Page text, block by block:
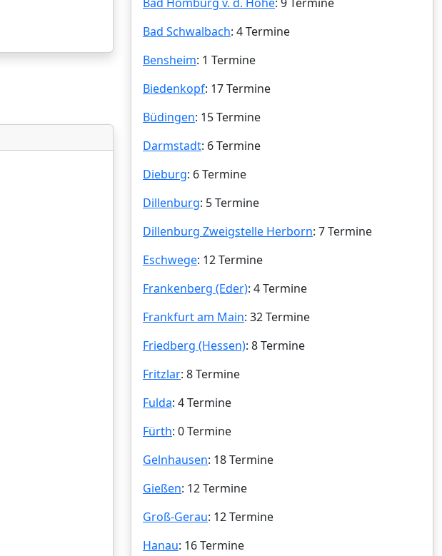
Bad Schwalbach: 4 Termine
Bensheim: 1 Termine
Biedenkopf: 17 Termine
Büdingen: 15 Termine
Darmstadt: 6 Termine
Dieburg: 6 Termine
Dillenburg: 5 Termine
Dillenburg Zweigstelle Herborn: 7 Termine
Eschwege: 12 Termine
Frankenberg (Eder): 4 Termine
Frankfurt am Main: 32 Termine
Friedberg (Hessen): 8 Termine
Fritzlar: 8 Termine
Fulda: 4 Termine
Fürth: 0 Termine
Gelnhausen: 18 Termine
Gießen: 12 Termine
Groß-Gerau: 12 Termine
Hanau: 16 Termine